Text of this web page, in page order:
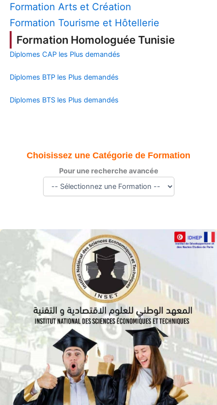
Formation Arts et Création
Formation Tourisme et Hôtellerie
Formation Homologuée Tunisie
Diplomes CAP les Plus demandés
Diplomes BTP les Plus demandés
Diplomes BTS les Plus demandés
Choisissez une Catégorie de Formation
Pour une recherche avancée